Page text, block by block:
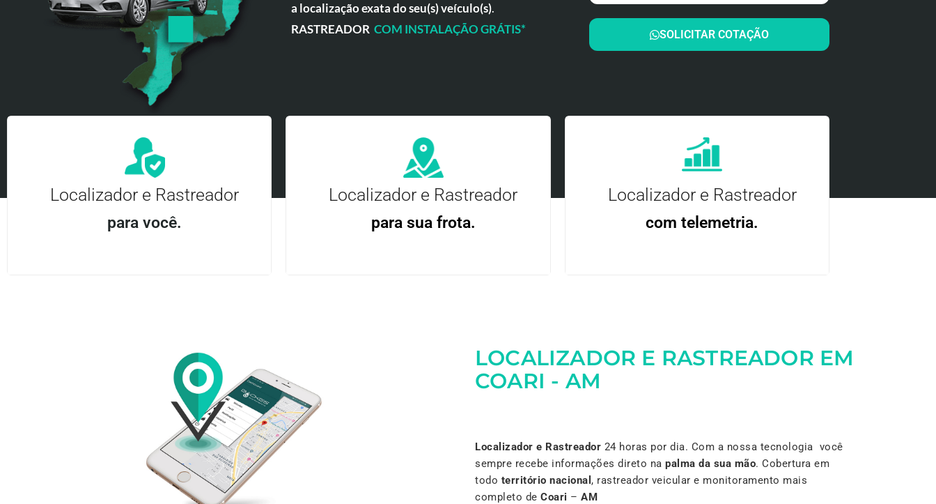
a localização exata do seu(s) veículo(s).
RASTREADOR COM INSTALAÇÃO GRÁTIS* SOLICITAR COTAÇÃO
Localizador e Rastreador
para você.
Entre em contato
Localizador e Rastreador
para sua frota.
Localizador e Rastreador
com telemetria.
LOCALIZADOR E RASTREADOR EM
COARI - AM
Localizador e Rastreador 24 horas por dia. Com a nossa tecnologia você
sempre recebe informações direto na palma da sua mão. Cobertura em
todo território nacional , rastreador veicular e monitoramento mais
completo de Coari – AM